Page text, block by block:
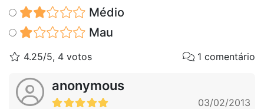
Médio
Mau
4.25/5, 4 votos 1 comentário
anonymous
03/02/2013